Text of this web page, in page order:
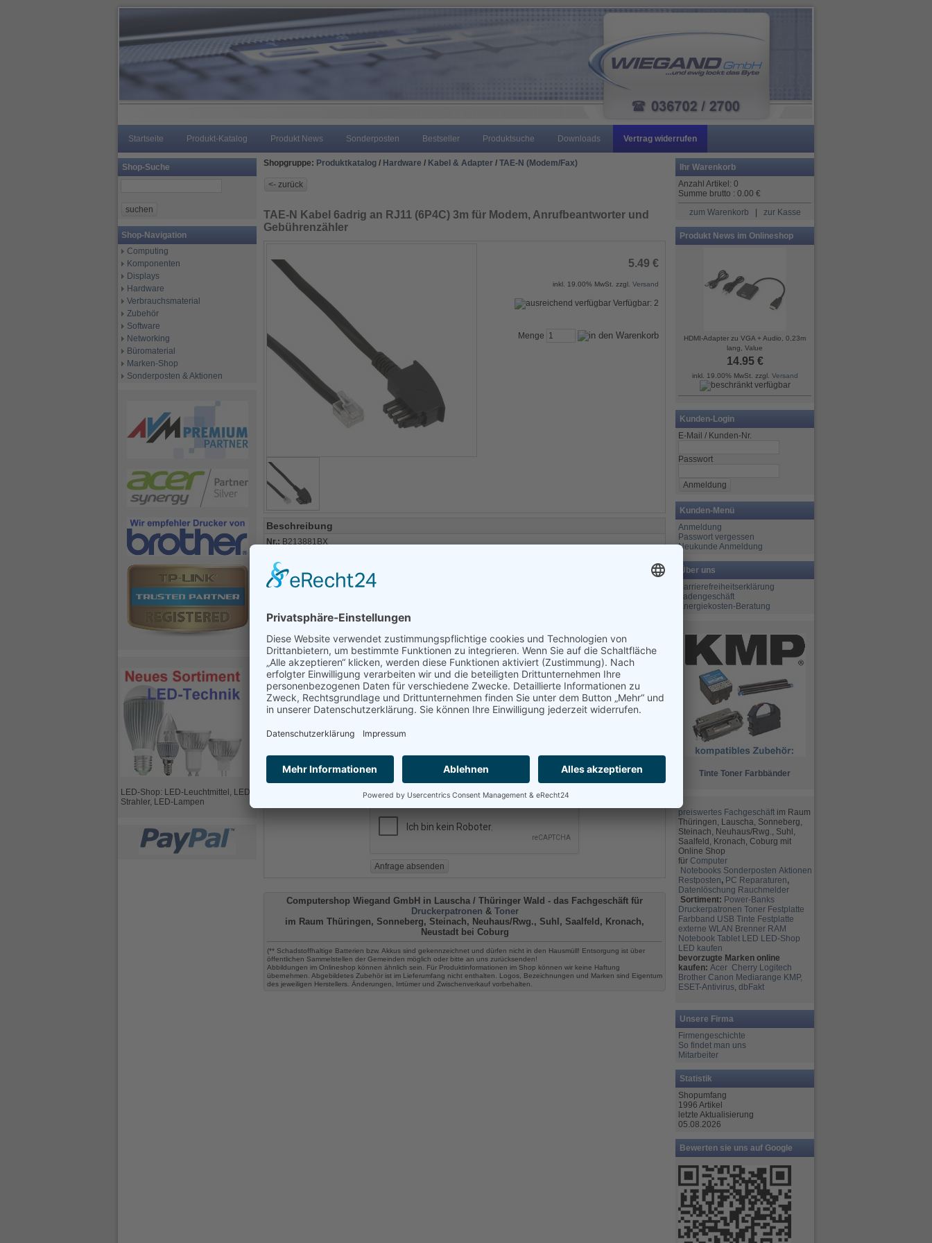
Startseite Produkt-Katalog Produkt News Sonderposten Bestseller Produktsuche Downloads Vertrag widerrufen
Shop-Suche
Shop-Navigation
Computing
Komponenten
Displays
Hardware
Verbrauchsmaterial
Zubehör
Software
Networking
Büromaterial
Marken-Shop
Sonderposten & Aktionen
LED-Shop: LED-Leuchtmittel, LED-
Strahler, LED-Lampen
Shopgruppe: Produktkatalog / Hardware / Kabel & Adapter / TAE-N (Modem/Fax)
TAE-N Kabel 6adrig an RJ11 (6P4C) 3m für Modem, Anrufbeantworter und
Gebührenzähler
5.49 €
inkl. 19.00% MwSt. zzgl. Versand
Verfügbar: 2
Menge
Beschreibung
Nr.: B213881BX
Frage zu diesem Artikel
Ihr Name
Ihre Frage
ein, das meine Angaben zur Kontaktaufnahme für evtl. Rückfragen dauerhaft
Hinweis: Diese Einwilligung können Sie jederzeit mit Wirkung für die Zukunft
widerrufen, indem Sie eine E-Mail an
datenschutz@wiegand-gmbh.com
schicken.
Computershop Wiegand GmbH in Lauscha / Thüringer Wald - das Fachgeschäft für
Druckerpatronen & Toner
im Raum Thüringen, Sonneberg, Steinach, Neuhaus/Rwg., Suhl, Saalfeld, Kronach,
Neustadt bei Coburg
(** Schadstoffhaltige Batterien bzw. Akkus sind gekennzeichnet und dürfen nicht in den Hausmüll! Entsorgung ist über
öffentlichen Sammelstellen der Gemeinden möglich oder bitte an uns zurücksenden!
Abbildungen im Onlineshop können ähnlich sein. Für Produktinformationen im Shop können wir keine Haftung
übernehmen. Abgebildetes Zubehör ist im Lieferumfang nicht enthalten. Logos, Bezeichnungen und Marken sind Eigentum
des jeweiligen Herstellers. Änderungen, Irrtümer und Zwischenverkauf vorbehalten.
Ihr Warenkorb
Anzahl Artikel: 0
Summe brutto : 0.00 €
zum Warenkorb
zur Kasse
Produkt News im Onlineshop
HDMI-Adapter zu VGA + Audio, 0,23m
lang, Value
14.95 €
inkl. 19.00% MwSt. zzgl. Versand
Kunden-Login
E-Mail / Kunden-Nr.
Passwort
Kunden-Menü
Anmeldung
Passwort vergessen
Neukunde Anmeldung
Über uns
Barrierefreiheitserklärung
Ladengeschäft
Energiekosten-Beratung
Tinte Toner Farbbänder
preiswertes Fachgeschäft im Raum
Thüringen, Lauscha, Sonneberg,
Steinach, Neuhaus/Rwg., Suhl,
Saalfeld, Kronach, Coburg mit
Online Shop
für Computer
Notebooks Sonderposten Aktionen
Restposten, PC Reparaturen,
Datenlöschung Rauchmelder
Sortiment: Power-Banks
Druckerpatronen Toner Festplatte
Farbband USB Tinte Festplatte
externe WLAN Brenner RAM
Notebook Tablet LED LED-Shop
LED kaufen
bevorzugte Marken online
kaufen: Acer Cherry Logitech
Brother Canon Mediarange KMP,
ESET-Antivirus, dbFakt
Unsere Firma
Firmengeschichte
So findet man uns
Mitarbeiter
Statistik
Shopumfang
1996 Artikel
letzte Aktualisierung
05.08.2026
Bewerten sie uns auf Google